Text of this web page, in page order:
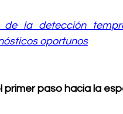
de la detección
oportunos
primer paso hacia la